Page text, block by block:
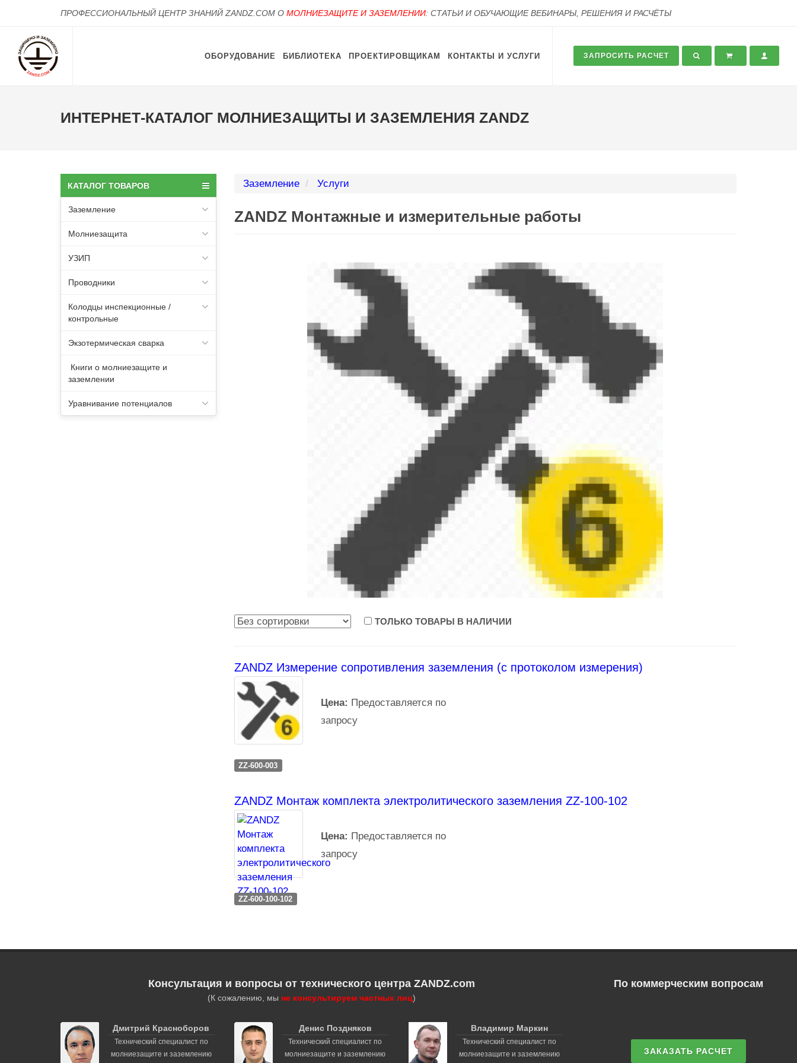
ПРОФЕССИОНАЛЬНЫЙ ЦЕНТР ЗНАНИЙ ZANDZ.COM О МОЛНИЕЗАЩИТЕ И ЗАЗЕМЛЕНИИ: СТАТЬИ И ОБУЧАЮЩИЕ ВЕБИНАРЫ, РЕШЕНИЯ И РАСЧЁТЫ
ОБОРУДОВАНИЕ БИБЛИОТЕКА ПРОЕКТИРОВЩИКАМ КОНТАКТЫ И УСЛУГИ ЗАПРОСИТЬ РАСЧЕТ
ИНТЕРНЕТ-КАТАЛОГ МОЛНИЕЗАЩИТЫ И ЗАЗЕМЛЕНИЯ ZANDZ
КАТАЛОГ ТОВАРОВ
Заземление
Молниезащита
УЗИП
Проводники
Колодцы инспекционные /
контрольные
Экзотермическая сварка
Книги о молниезащите и
заземлении
Уравнивание потенциалов
Заземление Услуги
ZANDZ Монтажные и измерительные работы
ТОЛЬКО ТОВАРЫ В НАЛИЧИИ
ZANDZ Измерение сопротивления заземления (с протоколом измерения)
ZZ-600-003
Цена: Предоставляется по
запросу
ZANDZ Монтаж комплекта электролитического заземления ZZ-100-102
ZZ-600-100-102
Цена: Предоставляется по
запросу
Консультация и вопросы от технического центра ZANDZ.com
(К сожалению, мы не консультируем частных лиц)
Дмитрий Красноборов
Технический специалист по
молниезащите и заземлению
Денис Поздняков
Технический специалист по
молниезащите и заземлению
Владимир Маркин
Технический специалист по
молниезащите и заземлению
По коммерческим вопросам
ЗАКАЗАТЬ РАСЧЕТ